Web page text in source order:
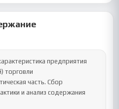
предприятия
торговли
часть. Сбор
и анализ содержания